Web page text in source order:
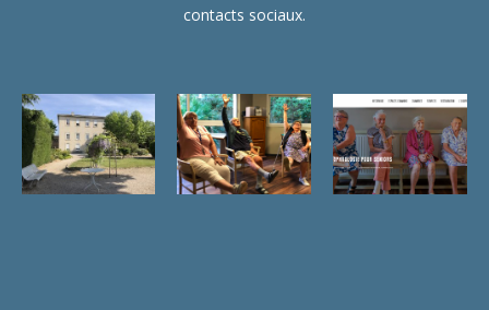
contacts sociaux.